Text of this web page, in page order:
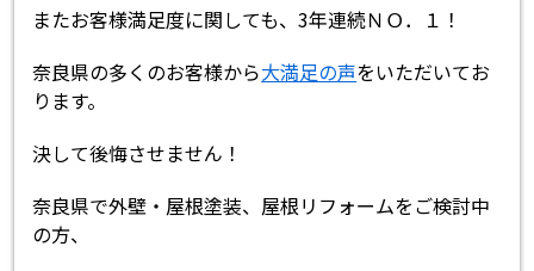
またお客様満足度に関しても、3年連続ＮＯ．１！
奈良県の多くのお客様から大満足の声をいただいてお
ります。
決して後悔させません！
奈良県で外壁・屋根塗装、屋根リフォームをご検討中
の方、